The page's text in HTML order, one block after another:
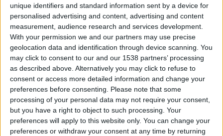
unique identifiers and standard information sent by a device for
personalised advertising and content, advertising and content
measurement, audience research and services development.
With your permission we and our partners may use precise
geolocation data and identification through device scanning. You
may click to consent to our and our 1538 partners’ processing
as described above. Alternatively you may click to refuse to
consent or access more detailed information and change your
preferences before consenting. Please note that some
processing of your personal data may not require your consent,
but you have a right to object to such processing. Your
preferences will apply to this website only. You can change your
preferences or withdraw your consent at any time by returning
Em pleno Parque Natural da Serra da Estrela, a adrenalina
e a paixão pela natureza invadiu Gouveia neste1.º de
maio, feriado do Dia do Trabalhador, com a 4.ª edição do
Trail e Caminhada Montes de Sensações.
TAGS caminhada desporto Gouveia
Serra da Estrela
Trail
Trail Montes de Sensações Trail Running